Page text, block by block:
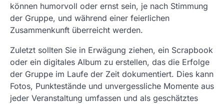
können humorvoll oder ernst sein, je nach Stimmung
der Gruppe, und während einer feierlichen
Zusammenkunft überreicht werden.
Zuletzt sollten Sie in Erwägung ziehen, ein Scrapbook
oder ein digitales Album zu erstellen, das die Erfolge
der Gruppe im Laufe der Zeit dokumentiert. Dies kann
Fotos, Punktestände und unvergessliche Momente aus
jeder Veranstaltung umfassen und als geschätztes